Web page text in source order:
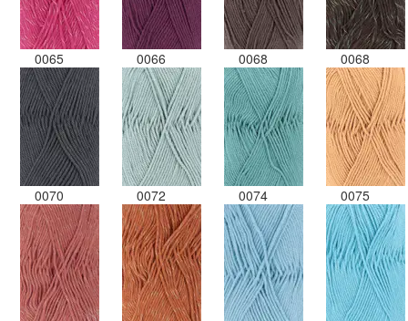
0065 0066 0068 0068
0070 0072 0074 0075